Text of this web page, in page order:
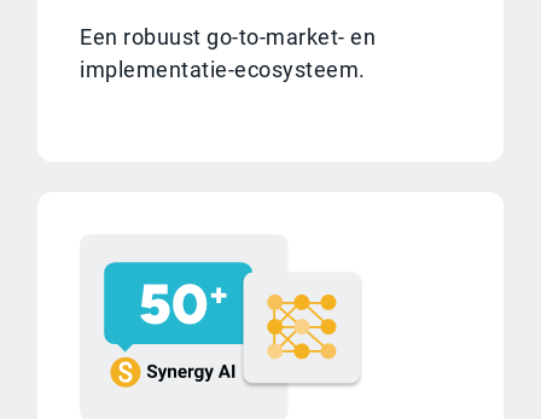
Een robuust go-to-market- en
implementatie-ecosysteem.